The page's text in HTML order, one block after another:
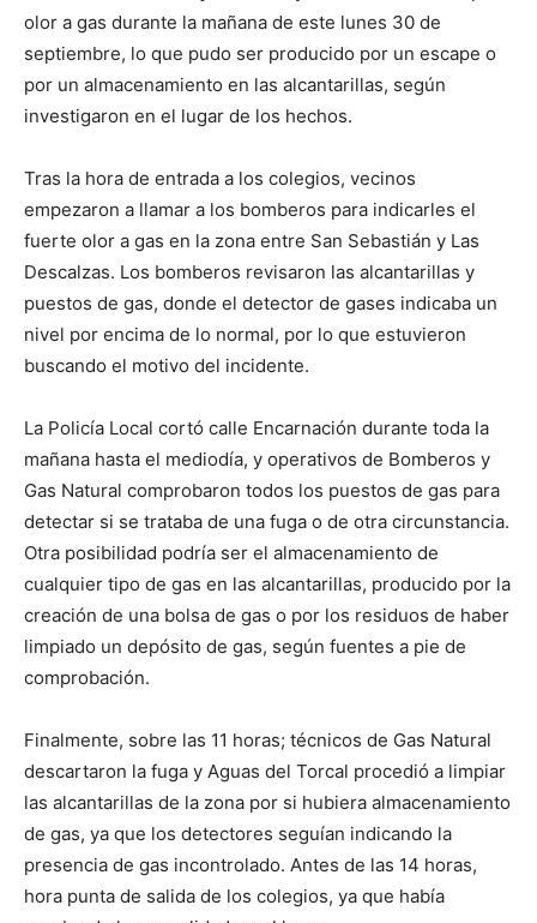
olor a gas durante la mañana de este lunes 30 de
septiembre, lo que pudo ser producido por un escape o
por un almacenamiento en las alcantarillas, según
investigaron en el lugar de los hechos.
Tras la hora de entrada a los colegios, vecinos
empezaron a llamar a los bomberos para indicarles el
fuerte olor a gas en la zona entre San Sebastián y Las
Descalzas. Los bomberos revisaron las alcantarillas y
puestos de gas, donde el detector de gases indicaba un
nivel por encima de lo normal, por lo que estuvieron
buscando el motivo del incidente.
La Policía Local cortó calle Encarnación durante toda la
mañana hasta el mediodía, y operativos de Bomberos y
Gas Natural comprobaron todos los puestos de gas para
detectar si se trataba de una fuga o de otra circunstancia.
Otra posibilidad podría ser el almacenamiento de
cualquier tipo de gas en las alcantarillas, producido por la
creación de una bolsa de gas o por los residuos de haber
limpiado un depósito de gas, según fuentes a pie de
comprobación.
Finalmente, sobre las 11 horas; técnicos de Gas Natural
descartaron la fuga y Aguas del Torcal procedió a limpiar
las alcantarillas de la zona por si hubiera almacenamiento
de gas, ya que los detectores seguían indicando la
presencia de gas incontrolado. Antes de las 14 horas,
hora punta de salida de los colegios, ya que había